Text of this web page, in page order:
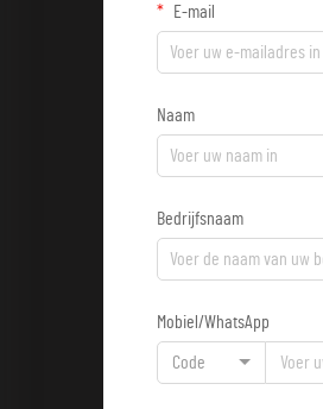
E-mail
Naam
Bedrijfsnaam
Mobiel/WhatsApp
Code